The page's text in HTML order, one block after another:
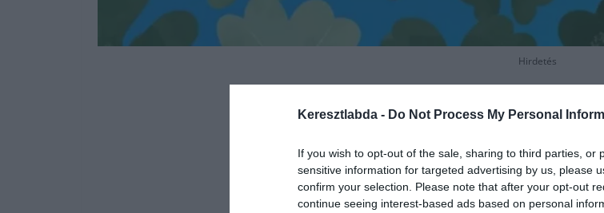
Keresztlabda - Do Not Process My Personal
If you wish to opt-out of the sale, sharing to third parties, or
sensitive information for targeted advertising by us, please
confirm your selection. Please note that after your opt-out
continue seeing interest-based ads based on personal
Hirdetés